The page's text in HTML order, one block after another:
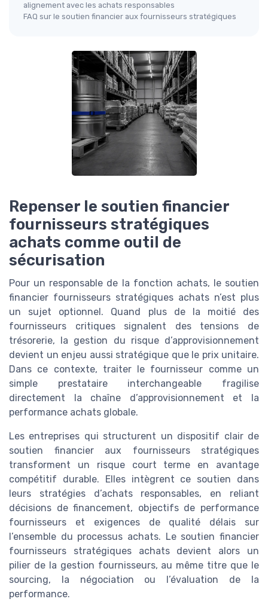
alignement avec les achats responsables
FAQ sur le soutien financier aux fournisseurs stratégiques
Repenser le soutien financier
fournisseurs stratégiques
achats comme outil de
sécurisation
Pour un responsable de la fonction achats, le soutien
financier fournisseurs stratégiques achats n’est plus
un sujet optionnel. Quand plus de la moitié des
fournisseurs critiques signalent des tensions de
trésorerie, la gestion du risque d’approvisionnement
devient un enjeu aussi stratégique que le prix unitaire.
Dans ce contexte, traiter le fournisseur comme un
simple prestataire interchangeable fragilise
directement la chaîne d’approvisionnement et la
performance achats globale.
Les entreprises qui structurent un dispositif clair de
soutien financier aux fournisseurs stratégiques
transforment un risque court terme en avantage
compétitif durable. Elles intègrent ce soutien dans
leurs stratégies d’achats responsables, en reliant
décisions de financement, objectifs de performance
fournisseurs et exigences de qualité délais sur
l’ensemble du processus achats. Le soutien financier
fournisseurs stratégiques achats devient alors un
pilier de la gestion fournisseurs, au même titre que le
sourcing, la négociation ou l’évaluation de la
performance.